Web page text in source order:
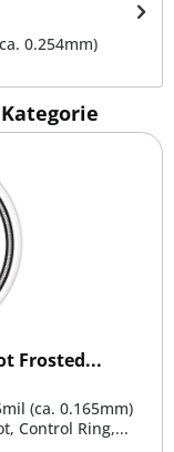
0.254mm)
Frosted...
(ca. 0.165mm)
Control Ring,...